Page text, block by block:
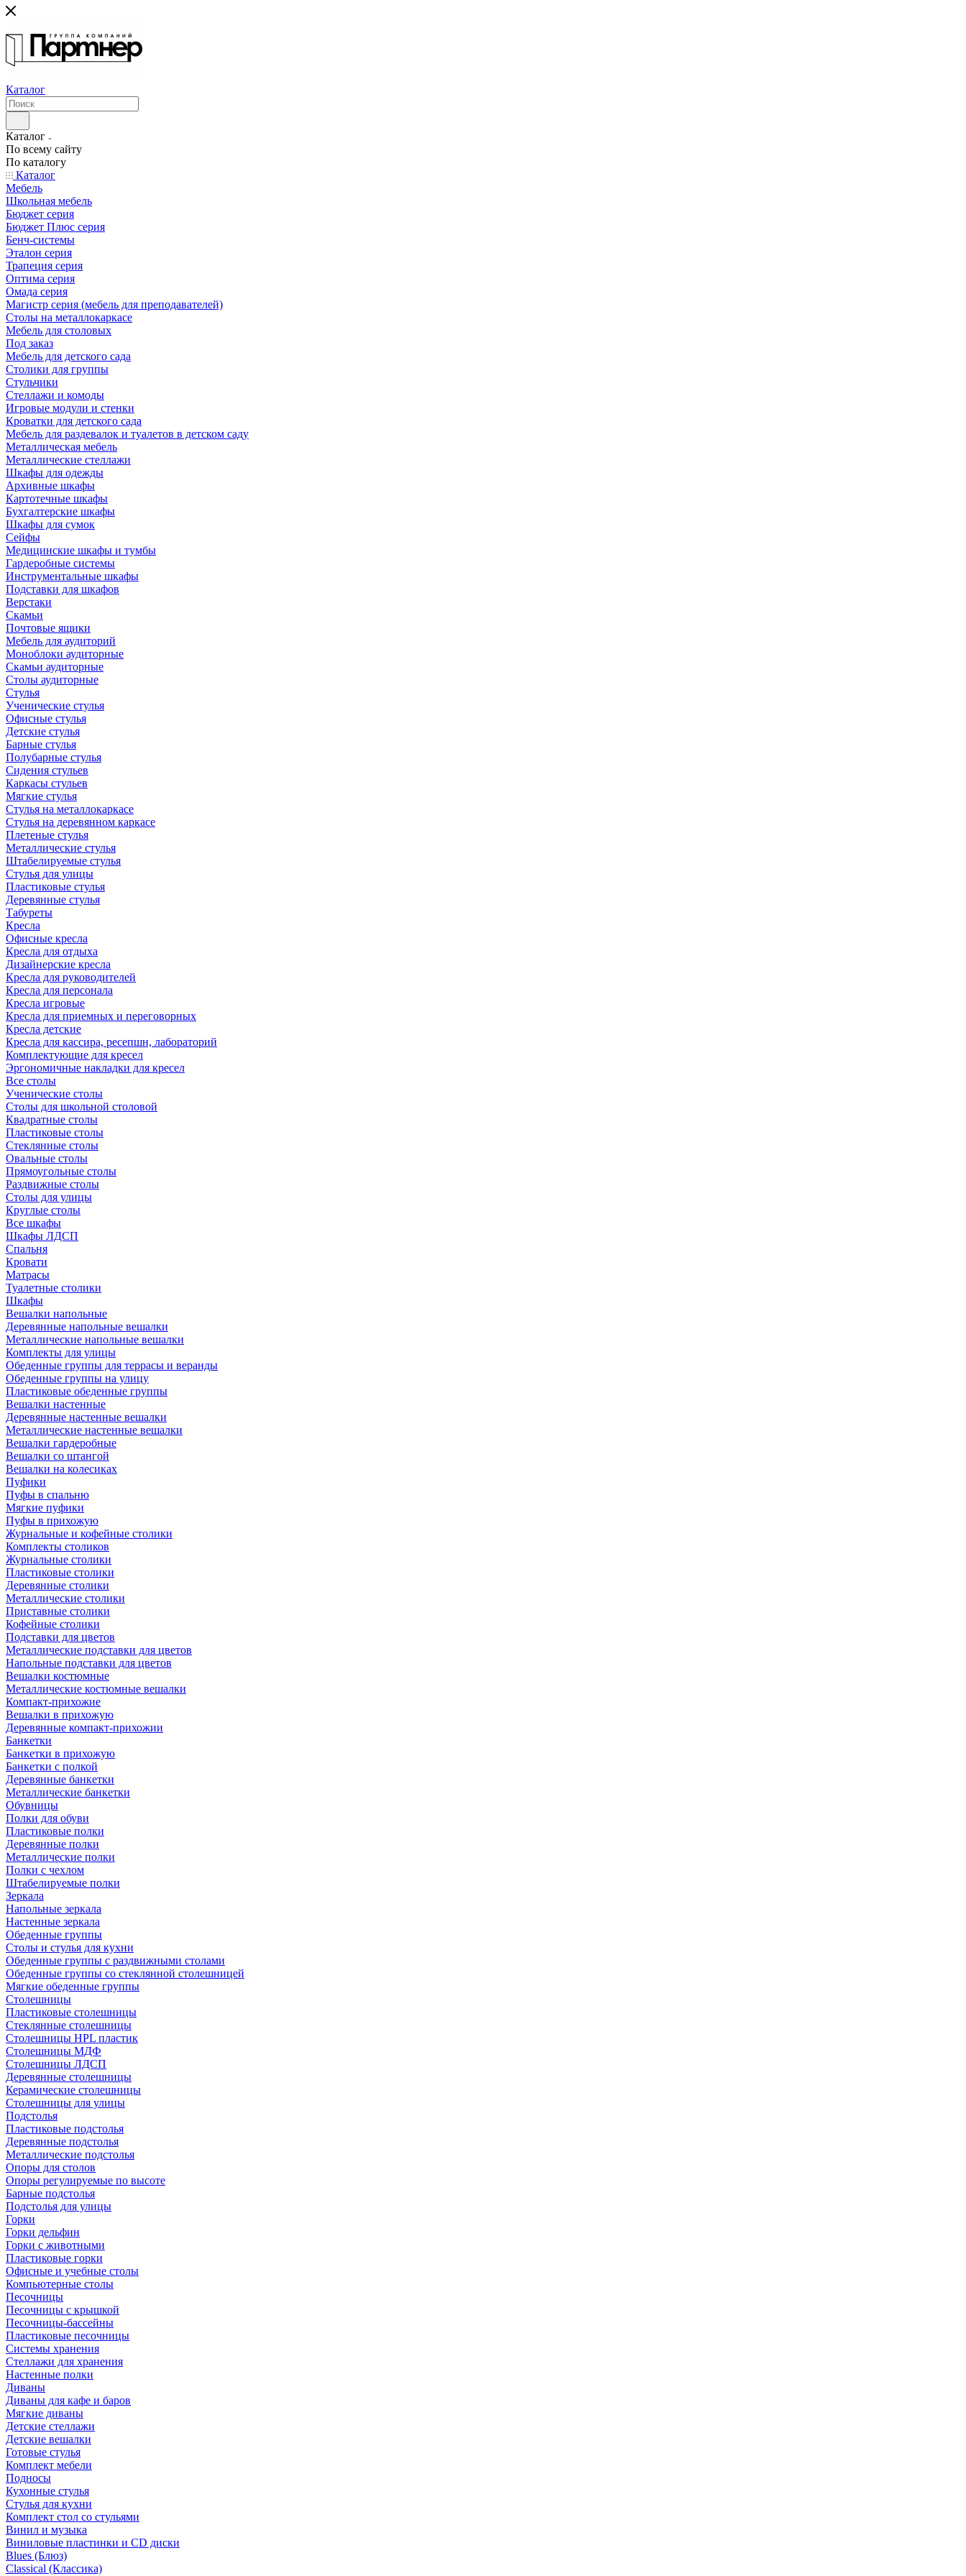
Каталог
Каталог
По всему сайту
По каталогу
Каталог
Мебель
Школьная мебель
Бюджет серия
Бюджет Плюс серия
Бенч-системы
Эталон серия
Трапеция серия
Оптима серия
Омада серия
Магистр серия (мебель для преподавателей)
Столы на металлокаркасе
Мебель для столовых
Под заказ
Мебель для детского сада
Столики для группы
Стульчики
Стеллажи и комоды
Игровые модули и стенки
Кроватки для детского сада
Мебель для раздевалок и туалетов в детском саду
Металлическая мебель
Металлические стеллажи
Шкафы для одежды
Архивные шкафы
Картотечные шкафы
Бухгалтерские шкафы
Шкафы для сумок
Сейфы
Медицинские шкафы и тумбы
Гардеробные системы
Инструментальные шкафы
Подставки для шкафов
Верстаки
Скамьи
Почтовые ящики
Мебель для аудиторий
Моноблоки аудиторные
Скамьи аудиторные
Столы аудиторные
Стулья
Ученические стулья
Офисные стулья
Детские стулья
Барные стулья
Полубарные стулья
Сидения стульев
Каркасы стульев
Мягкие стулья
Стулья на металлокаркасе
Стулья на деревянном каркасе
Плетеные стулья
Металлические стулья
Штабелируемые стулья
Стулья для улицы
Пластиковые стулья
Деревянные стулья
Табуреты
Кресла
Офисные кресла
Кресла для отдыха
Дизайнерские кресла
Кресла для руководителей
Кресла для персонала
Кресла игровые
Кресла для приемных и переговорных
Кресла детские
Кресла для кассира, ресепшн, лабораторий
Комплектующие для кресел
Эргономичные накладки для кресел
Все столы
Ученические столы
Столы для школьной столовой
Квадратные столы
Пластиковые столы
Стеклянные столы
Овальные столы
Прямоугольные столы
Раздвижные столы
Столы для улицы
Круглые столы
Все шкафы
Шкафы ЛДСП
Спальня
Кровати
Матрасы
Туалетные столики
Шкафы
Вешалки напольные
Деревянные напольные вешалки
Металлические напольные вешалки
Комплекты для улицы
Обеденные группы для террасы и веранды
Обеденные группы на улицу
Пластиковые обеденные группы
Вешалки настенные
Деревянные настенные вешалки
Металлические настенные вешалки
Вешалки гардеробные
Вешалки со штангой
Вешалки на колесиках
Пуфики
Пуфы в спальню
Мягкие пуфики
Пуфы в прихожую
Журнальные и кофейные столики
Комплекты столиков
Журнальные столики
Пластиковые столики
Деревянные столики
Металлические столики
Приставные столики
Кофейные столики
Подставки для цветов
Металлические подставки для цветов
Напольные подставки для цветов
Вешалки костюмные
Металлические костюмные вешалки
Компакт-прихожие
Вешалки в прихожую
Деревянные компакт-прихожии
Банкетки
Банкетки в прихожую
Банкетки с полкой
Деревянные банкетки
Металлические банкетки
Обувницы
Полки для обуви
Пластиковые полки
Деревянные полки
Металлические полки
Полки с чехлом
Штабелируемые полки
Зеркала
Напольные зеркала
Настенные зеркала
Обеденные группы
Столы и стулья для кухни
Обеденные группы с раздвижными столами
Обеденные группы со стеклянной столешницей
Мягкие обеденные группы
Столешницы
Пластиковые столешницы
Стеклянные столешницы
Столешницы HPL пластик
Столешницы МДФ
Столешницы ЛДСП
Деревянные столешницы
Керамические столешницы
Столешницы для улицы
Подстолья
Пластиковые подстолья
Деревянные подстолья
Металлические подстолья
Опоры для столов
Опоры регулируемые по высоте
Барные подстолья
Подстолья для улицы
Горки
Горки дельфин
Горки с животными
Пластиковые горки
Офисные и учебные столы
Компьютерные столы
Песочницы
Песочницы с крышкой
Песочницы-бассейны
Пластиковые песочницы
Системы хранения
Стеллажи для хранения
Настенные полки
Диваны
Диваны для кафе и баров
Мягкие диваны
Детские стеллажи
Детские вешалки
Готовые стулья
Комплект мебели
Подносы
Кухонные стулья
Стулья для кухни
Комплект стол со стульями
Винил и музыка
Виниловые пластинки и CD диски
Blues (Блюз)
Classical (Классика)